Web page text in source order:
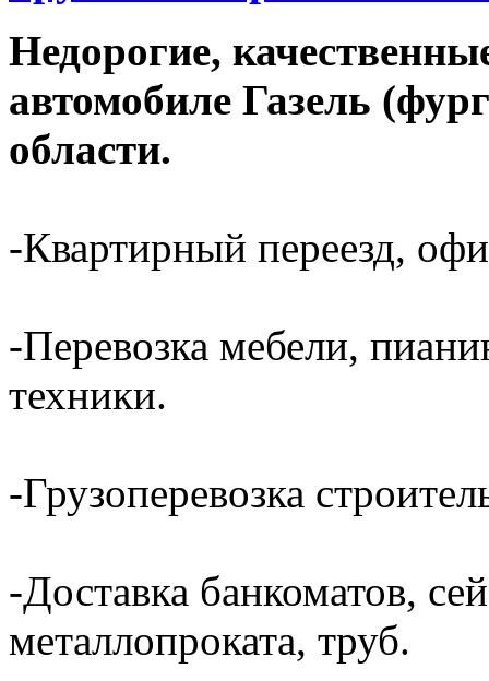
Недорогие,
автомобиле Газель
области.
-Квартирный переезд,
-Перевозка мебели,
техники.
-Грузоперевозка
-Доставка банкоматов,
металлопроката, труб.